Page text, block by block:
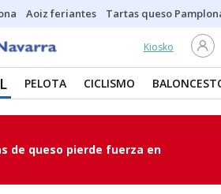
Aoiz feriantes Tartas queso
Kiosko
PELOTA CICLISMO
de queso pierde fuerza en